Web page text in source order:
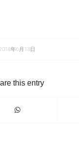
年6月13日
this entry